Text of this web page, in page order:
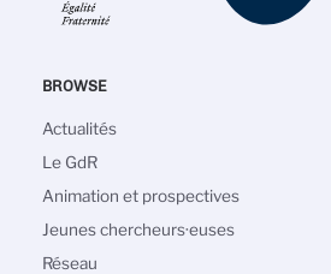
BROWSE
Main
navigation
Actualités
Le GdR
Animation et prospectives
Jeunes chercheurs·euses
Réseau